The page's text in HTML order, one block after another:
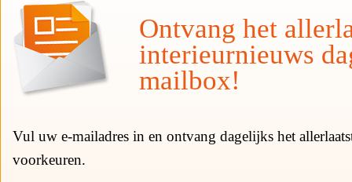
Ontvang het
interieurnieuws
mailbox!
Vul uw e-mailadres in en ontvang dagelijks het
voorkeuren.